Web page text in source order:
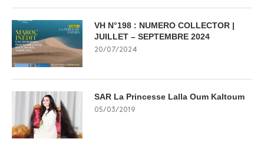
VH N°198 : NUMERO COLLECTOR |
JUILLET – SEPTEMBRE 2024
20/07/2024
SAR La Princesse Lalla Oum Kaltoum
05/03/2019